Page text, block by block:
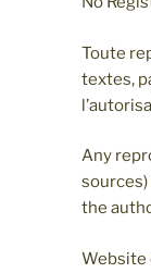
Toute
textes,
Any
the
Website